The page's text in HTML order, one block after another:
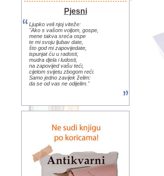
Pjesni
Ljupko veli njoj viteže:
"Ako s vašom voljom, gospe,
mene takva sreća ospe
te mi svoju ljubav date,
što god mi zapovijedate,
ispunjat ću u radosti,
mudra djela i ludosti,
na zapovijed vašu teći,
cijelom svijetu zbogom reći.
Samo jedno zavijek želim:
da se od vas ne odijelim."